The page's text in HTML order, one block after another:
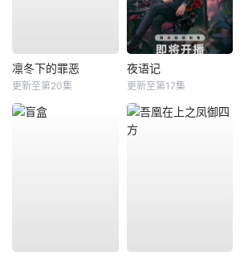
凛冬下的罪恶
更新至第20集
夜语记
更新至第17集